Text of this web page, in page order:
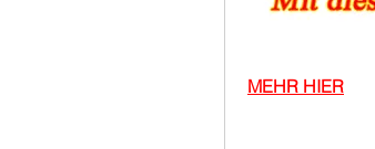
MEHR HIER